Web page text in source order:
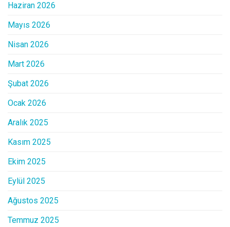
Haziran 2026
Mayıs 2026
Nisan 2026
Mart 2026
Şubat 2026
Ocak 2026
Aralık 2025
Kasım 2025
Ekim 2025
Eylül 2025
Ağustos 2025
Temmuz 2025